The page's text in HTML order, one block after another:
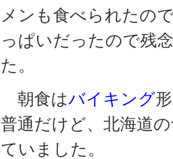
メンも食べられたの
っぱいだったので残
た。
朝食はバイキング
普通だけど、北海道
ていました。